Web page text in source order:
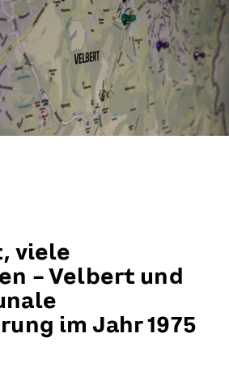
viele
– Velbert und
im Jahr 1975